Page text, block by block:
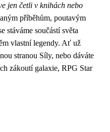
jen četli v knihách nebo
příběhům, poutavým
stáváme součástí světa
vlastní legendy. Ať už
stranou Síly, nebo dáváte
zákoutí galaxie, RPG Star